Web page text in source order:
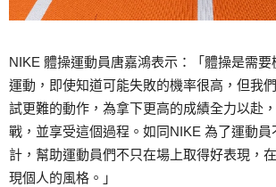
NIKE 體操運動員唐嘉鴻表示：「體操是需
運動，即使知道可能失敗的機率很高，但我
試更難的動作，為拿下更高的成績全力以赴
戰，並享受這個過程。如同NIKE 為了運動
計，幫助運動員們不只在場上取得好表現，
現個人的風格。」